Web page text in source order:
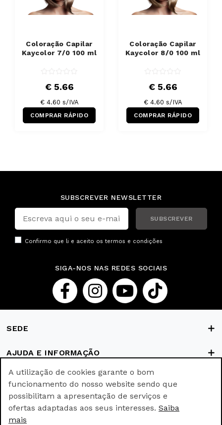
Coloração Capilar
Kaycolor 7/0 100 ml
€ 5.66
€ 4.60 s/IVA
COMPRAR RÁPIDO
Coloração Capilar
Kaycolor 8/0 100 ml
€ 5.66
€ 4.60 s/IVA
COMPRAR RÁPIDO
SUBSCREVER NEWSLETTER
SUBSCREVER
Confirmo que li e aceito os termos e condições
SIGA-NOS NAS REDES SOCIAIS
SEDE
AJUDA E INFORMAÇÃO
FORMAS DE PAGAMENTO
A utilização de cookies garante o bom
funcionamento do nosso website sendo que
possibilitam a apresentação de serviços e
ofertas adaptadas aos seus interesses. Saiba
mais